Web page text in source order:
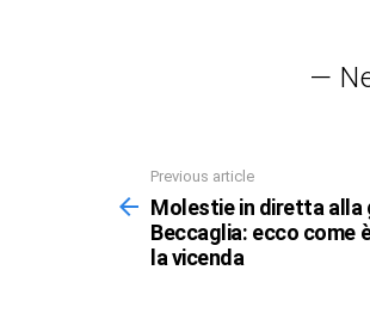
—
more
Previous article
Molestie in diretta alla
Beccaglia: ecco come
la vicenda